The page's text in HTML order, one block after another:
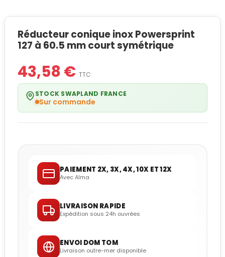
Réducteur conique inox Powersprint
127 à 60.5 mm court symétrique
43,58 € TTC
STOCK SWAPLAND FRANCE
Sur commande
PAIEMENT 2X, 3X, 4X, 10X ET 12X
Avec Alma
LIVRAISON RAPIDE
Expédition sous 24h ouvrées
ENVOI DOM TOM
Livraison outre-mer disponible